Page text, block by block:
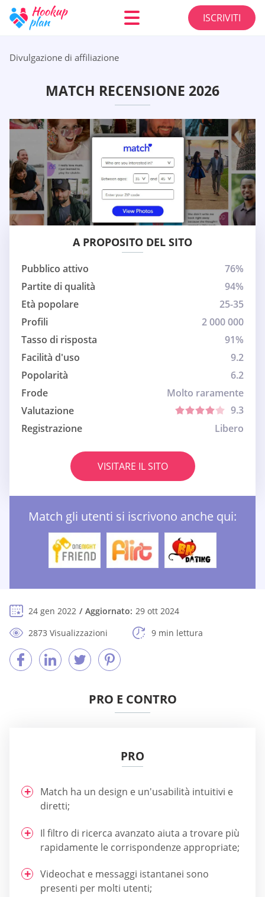
ISCRIVITI
Divulgazione di affiliazione
MATCH RECENSIONE 2026
A PROPOSITO DEL SITO
Pubblico attivo
76%
Partite di qualità
94%
Età popolare
25-35
Profili
2 000 000
Tasso di risposta
91%
Facilità d'uso
9.2
Popolarità
6.2
Frode
Molto raramente
Valutazione
9.3
Registrazione
Libero
VISITARE IL SITO
Match gli utenti si iscrivono anche qui:
24 gen 2022 Aggiornato: 29 ott 2024
2873 Visualizzazioni
9 min lettura
PRO E CONTRO
PRO
Match ha un design e un'usabilità intuitivi e
diretti;
Il filtro di ricerca avanzato aiuta a trovare più
rapidamente le corrispondenze appropriate;
Videochat e messaggi istantanei sono
presenti per molti utenti;